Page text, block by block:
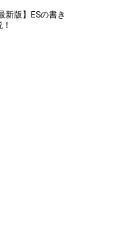
新版】ESの書き